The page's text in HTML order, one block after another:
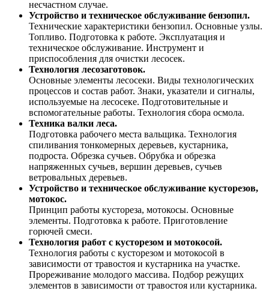
несчастном случае.
Устройство и техническое обслуживание бензопил.
Технические характеристики бензопил. Основные узлы.
Топливо. Подготовка к работе. Эксплуатация и
техническое обслуживание. Инструмент и
приспособления для очистки лесосек.
Технология лесозаготовок.
Основные элементы лесосеки. Виды технологических
процессов и состав работ. Знаки, указатели и сигналы,
используемые на лесосеке. Подготовительные и
вспомогательные работы. Технология сбора осмола.
Техника валки леса.
Подготовка рабочего места вальщика. Технология
спиливания тонкомерных деревьев, кустарника,
подроста. Обрезка сучьев. Обрубка и обрезка
напряженных сучьев, вершин деревьев, сучьев
ветровальных деревьев.
Устройство и техническое обслуживание кусторезов,
мотокос.
Принцип работы кустореза, мотокосы. Основные
элементы. Подготовка к работе. Приготовление
горючей смеси.
Технология работ с кусторезом и мотокосой.
Технология работы с кусторезом и мотокосой в
зависимости от травостоя и кустарника на участке.
Прореживание молодого массива. Подбор режущих
элементов в зависимости от травостоя или кустарника.